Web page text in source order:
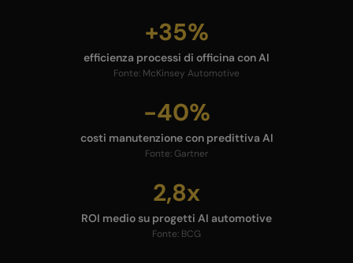
+35%
efficienza processi di officina con AI
Fonte: McKinsey Automotive
-40%
costi manutenzione con predittiva AI
Fonte: Gartner
2,8x
ROI medio su progetti AI automotive
Fonte: BCG